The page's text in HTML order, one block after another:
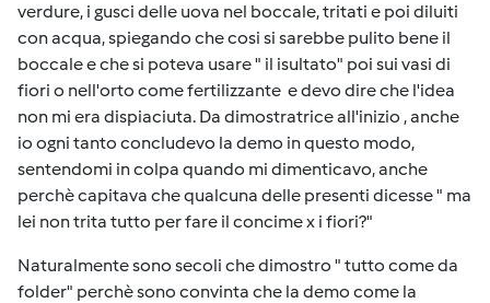
verdure, i gusci delle uova nel boccale, tritati e poi diluiti
con acqua, spiegando che cosi si sarebbe pulito bene il
boccale e che si poteva usare " il isultato" poi sui vasi di
fiori o nell'orto come fertilizzante e devo dire che l'idea
non mi era dispiaciuta. Da dimostratrice all'inizio , anche
io ogni tanto concludevo la demo in questo modo,
sentendomi in colpa quando mi dimenticavo, anche
perchè capitava che qualcuna delle presenti dicesse " ma
lei non trita tutto per fare il concime x i fiori?"
Naturalmente sono secoli che dimostro " tutto come da
folder" perchè sono convinta che la demo come la